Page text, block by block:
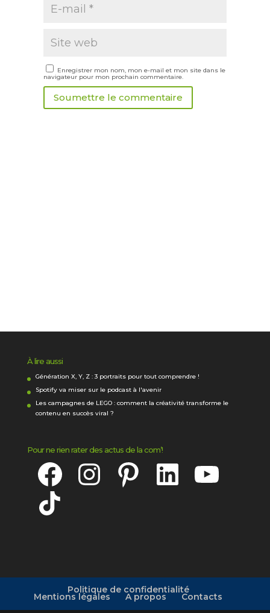
Enregistrer mon nom, mon e-mail et mon site dans le
navigateur pour mon prochain commentaire.
Soumettre le commentaire
À lire aussi
Génération X, Y, Z : 3 portraits pour tout comprendre !
Spotify va miser sur le podcast à l'avenir
Les campagnes de LEGO : comment la créativité transforme le
contenu en succès viral ?
Pour ne rien rater des actus de la com’!
Facebook Instagram Pinterest LinkedIn
TikTok
Politique de confidentialité
Mentions légales A propos Contacts